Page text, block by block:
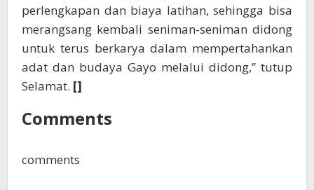
perlengkapan dan biaya latihan, sehingga bisa
merangsang kembali seniman-seniman didong
untuk terus berkarya dalam mempertahankan
adat dan budaya Gayo melalui didong,” tutup
Selamat. []
Comments
comments